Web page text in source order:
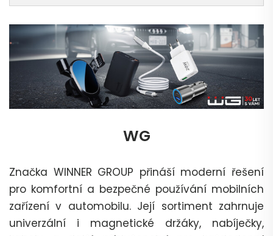
WG
Značka WINNER GROUP přináší moderní řešení
pro komfortní a bezpečné používání mobilních
zařízení v automobilu. Její sortiment zahrnuje
univerzální i magnetické držáky, nabíječky,